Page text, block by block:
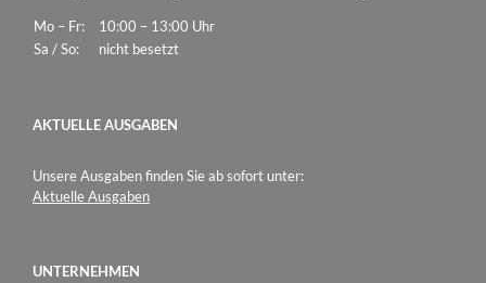
Mo – Fr:
10:00 – 13:00 Uhr
Sa / So:
nicht besetzt
AKTUELLE AUSGABEN
Unsere Ausgaben finden Sie ab sofort unter:
Aktuelle Ausgaben
UNTERNEHMEN